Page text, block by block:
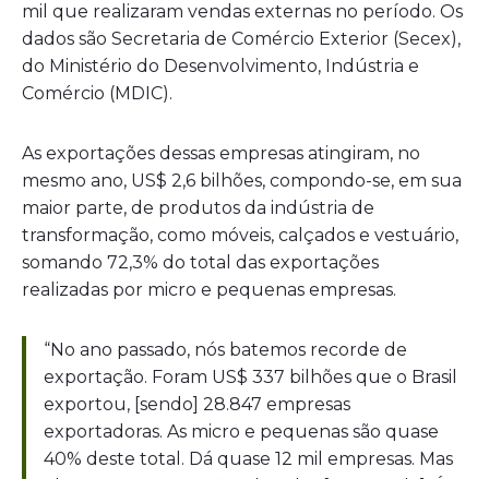
mil que realizaram vendas externas no período. Os
dados são Secretaria de Comércio Exterior (Secex),
do Ministério do Desenvolvimento, Indústria e
Comércio (MDIC).
As exportações dessas empresas atingiram, no
mesmo ano, US$ 2,6 bilhões, compondo-se, em sua
maior parte, de produtos da indústria de
transformação, como móveis, calçados e vestuário,
somando 72,3% do total das exportações
realizadas por micro e pequenas empresas.
“No ano passado, nós batemos recorde de
exportação. Foram US$ 337 bilhões que o Brasil
exportou, [sendo] 28.847 empresas
exportadoras. As micro e pequenas são quase
40% deste total. Dá quase 12 mil empresas. Mas